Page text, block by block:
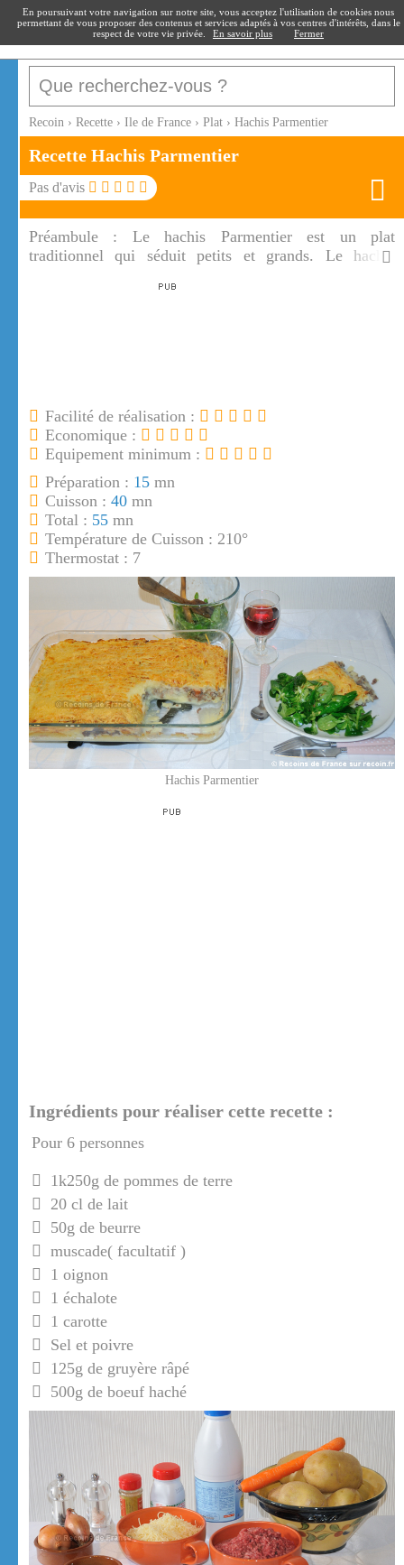
recoin.fr
Recoin › Recette › Ile de France › Plat › Hachis Parmentier
Recette Hachis Parmentier
Pas d'avis
Préambule : Le hachis Parmentier est un plat
traditionnel qui séduit petits et grands. Le hachis
rappelle notre enfance.
Facilité de réalisation :
Economique :
Equipement minimum :
Préparation : 15 mn
Cuisson : 40 mn
Total : 55 mn
Température de Cuisson : 210°
Thermostat : 7
Hachis Parmentier
Ingrédients pour réaliser cette recette :
Pour 6 personnes
1k250g de pommes de terre
20 cl de lait
50g de beurre
muscade( facultatif )
1 oignon
1 échalote
1 carotte
Sel et poivre
125g de gruyère râpé
500g de boeuf haché
En poursuivant votre navigation sur notre site, vous acceptez l'utilisation de cookies nous
permettant de vous proposer des contenus et services adaptés à vos centres d'intérêts, dans le
respect de votre vie privée.
En savoir plus Fermer